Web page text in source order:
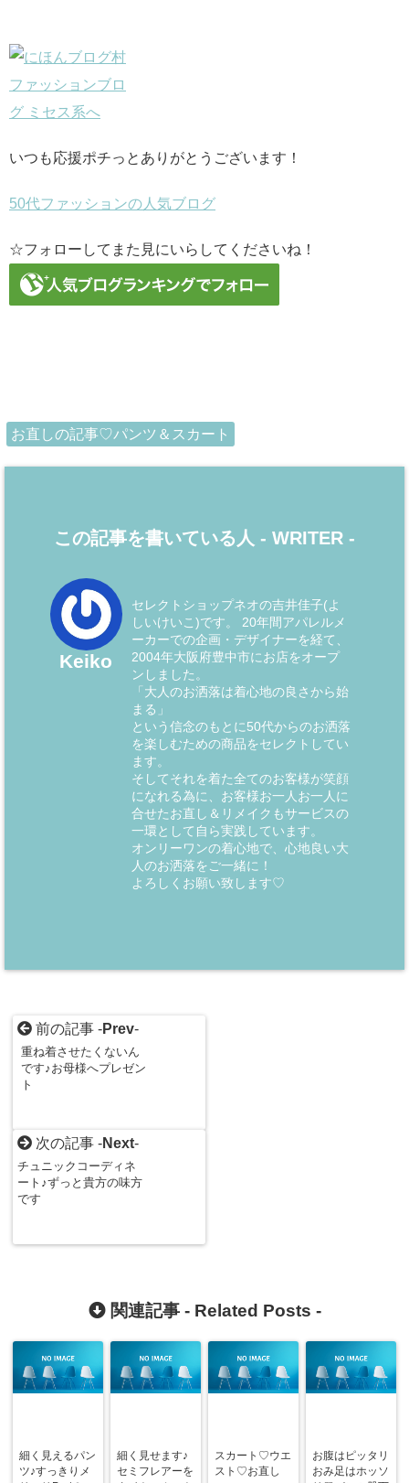
いつも応援ポチっとありがとうございます！
50代ファッションの人気ブログ
☆フォローしてまた見にいらしてくださいね！
お直しの記事♡パンツ＆スカート
この記事を書いている人 - WRITER -
Keiko
セレクトショップネオの吉井佳子(よ
しいけいこ)です。 20年間アパレルメ
ーカーでの企画・デザイナーを経て、
2004年大阪府豊中市にお店をオープ
ンしました。
「大人のお洒落は着心地の良さから始
まる」
という信念のもとに50代からのお洒落
を楽しむための商品をセレクトしてい
ます。
そしてそれを着た全てのお客様が笑顔
になれる為に、お客様お一人お一人に
合せたお直し＆リメイクもサービスの
一環として自ら実践しています。
オンリーワンの着心地で、心地良い大
人のお洒落をご一緒に！
よろしくお願い致します♡
前の記事 -Prev-
重ね着させたくないん
です♪お母様へプレゼン
ト
次の記事 -Next-
チュニックコーディネ
ート♪ずっと貴方の味方
です
関連記事 - Related Posts -
細く見えるパン
ツ♪すっきりメ
細く見せます♪
セミフレアーを
スカート♡ウエ
スト♡お直し
お腹はピッタリ
おみ足はホッソ